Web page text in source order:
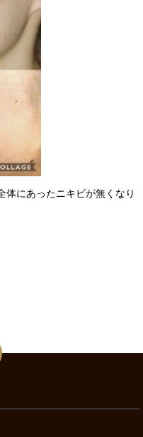
体にあったニキビが無くなり